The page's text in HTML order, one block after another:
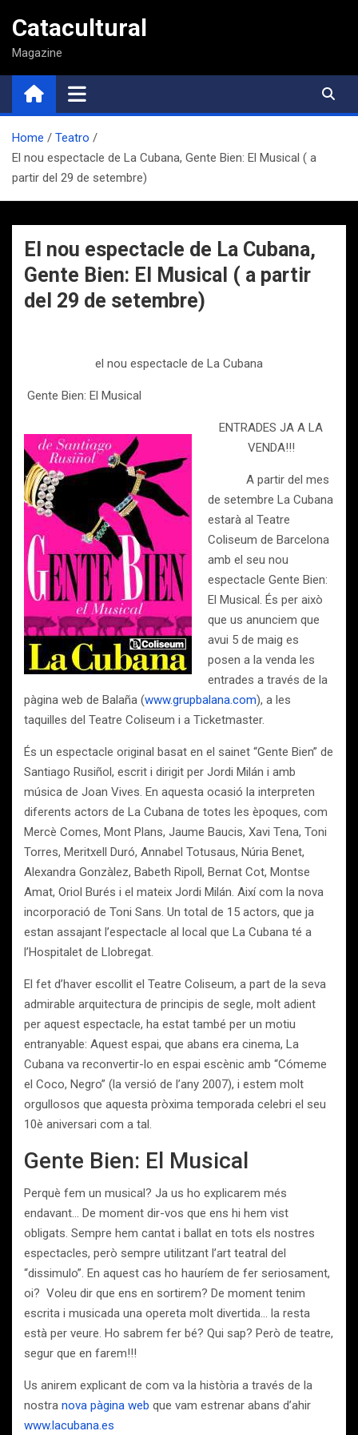
contenido
Catacultural
Magazine
Home
Teatro
El nou espectacle de La Cubana, Gente Bien: El Musical ( a
partir del 29 de setembre)
El nou espectacle de La Cubana,
Gente Bien: El Musical ( a partir
del 29 de setembre)
el nou espectacle de La Cubana
Gente Bien: El Musical
ENTRADES JA A LA
VENDA!!!
A partir del mes
de setembre La Cubana
estarà al Teatre
Coliseum de Barcelona
amb el seu nou
espectacle Gente Bien:
El Musical. És per això
que us anunciem que
avui 5 de maig es
posen a la venda les
entrades a través de la
pàgina web de Balaña (www.grupbalana.com), a les
taquilles del Teatre Coliseum i a Ticketmaster.
És un espectacle original basat en el sainet “Gente Bien” de
Santiago Rusiñol, escrit i dirigit per Jordi Milán i amb
música de Joan Vives. En aquesta ocasió la interpreten
diferents actors de La Cubana de totes les èpoques, com
Mercè Comes, Mont Plans, Jaume Baucis, Xavi Tena, Toni
Torres, Meritxell Duró, Annabel Totusaus, Núria Benet,
Alexandra Gonzàlez, Babeth Ripoll, Bernat Cot, Montse
Amat, Oriol Burés i el mateix Jordi Milán. Així com la nova
incorporació de Toni Sans. Un total de 15 actors, que ja
estan assajant l’espectacle al local que La Cubana té a
l’Hospitalet de Llobregat.
El fet d’haver escollit el Teatre Coliseum, a part de la seva
admirable arquitectura de principis de segle, molt adient
per aquest espectacle, ha estat també per un motiu
entranyable: Aquest espai, que abans era cinema, La
Cubana va reconvertir-lo en espai escènic amb “Cómeme
el Coco, Negro” (la versió de l’any 2007), i estem molt
orgullosos que aquesta pròxima temporada celebri el seu
10è aniversari com a tal.
Gente Bien: El Musical
Perquè fem un musical? Ja us ho explicarem més
endavant… De moment dir-vos que ens hi hem vist
obligats. Sempre hem cantat i ballat en tots els nostres
espectacles, però sempre utilitzant l’art teatral del
“dissimulo”. En aquest cas ho hauríem de fer seriosament,
oi? Voleu dir que ens en sortirem? De moment tenim
escrita i musicada una opereta molt divertida… la resta
està per veure. Ho sabrem fer bé? Qui sap? Però de teatre,
segur que en farem!!!
Us anirem explicant de com va la història a través de la
nostra nova pàgina web que vam estrenar abans d’ahir
www.lacubana.es